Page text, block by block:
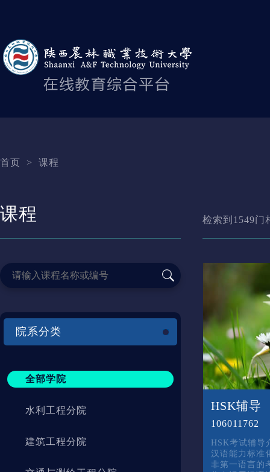
首页 > 课程
课程
院系分类
全部学院
水利工程分院
建筑工程分院
检索到 1549门
HSK辅导
106011762
HSK考试辅导介绍 HSK是
汉语能力标准
非第一语言的